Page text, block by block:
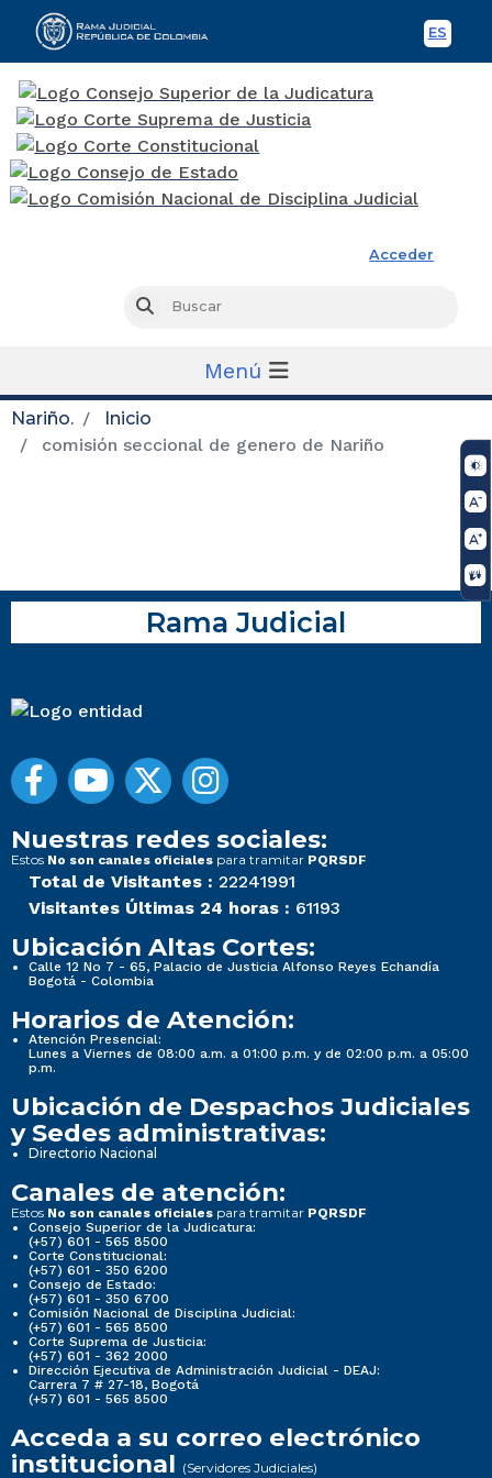
ES
Acceder
Buscar
Menú
Nariño.
Inicio
comisión seccional de genero de Nariño
Rama Judicial
Nuestras redes sociales:
Estos No son canales oficiales para tramitar PQRSDF
Total de Visitantes : 22241991
Visitantes Últimas 24 horas : 61193
Ubicación Altas Cortes:
Calle 12 No 7 - 65, Palacio de Justicia Alfonso Reyes Echandía
Bogotá - Colombia
Horarios de Atención:
Atención Presencial:
Lunes a Viernes de 08:00 a.m. a 01:00 p.m. y de 02:00 p.m. a 05:00
p.m.
Ubicación de Despachos Judiciales
y Sedes administrativas:
Directorio Nacional
Canales de atención:
Estos No son canales oficiales para tramitar PQRSDF
Consejo Superior de la Judicatura:
(+57) 601 - 565 8500
Corte Constitucional:
(+57) 601 - 350 6200
Consejo de Estado:
(+57) 601 - 350 6700
Comisión Nacional de Disciplina Judicial:
(+57) 601 - 565 8500
Corte Suprema de Justicia:
(+57) 601 - 362 2000
Dirección Ejecutiva de Administración Judicial - DEAJ:
Carrera 7 # 27-18, Bogotá
(+57) 601 - 565 8500
Acceda a su correo electrónico
institucional (Servidores Judiciales)